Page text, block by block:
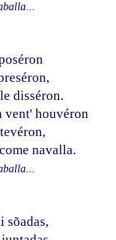
disséron.
vent' houvéron
navalla.
sõadas,